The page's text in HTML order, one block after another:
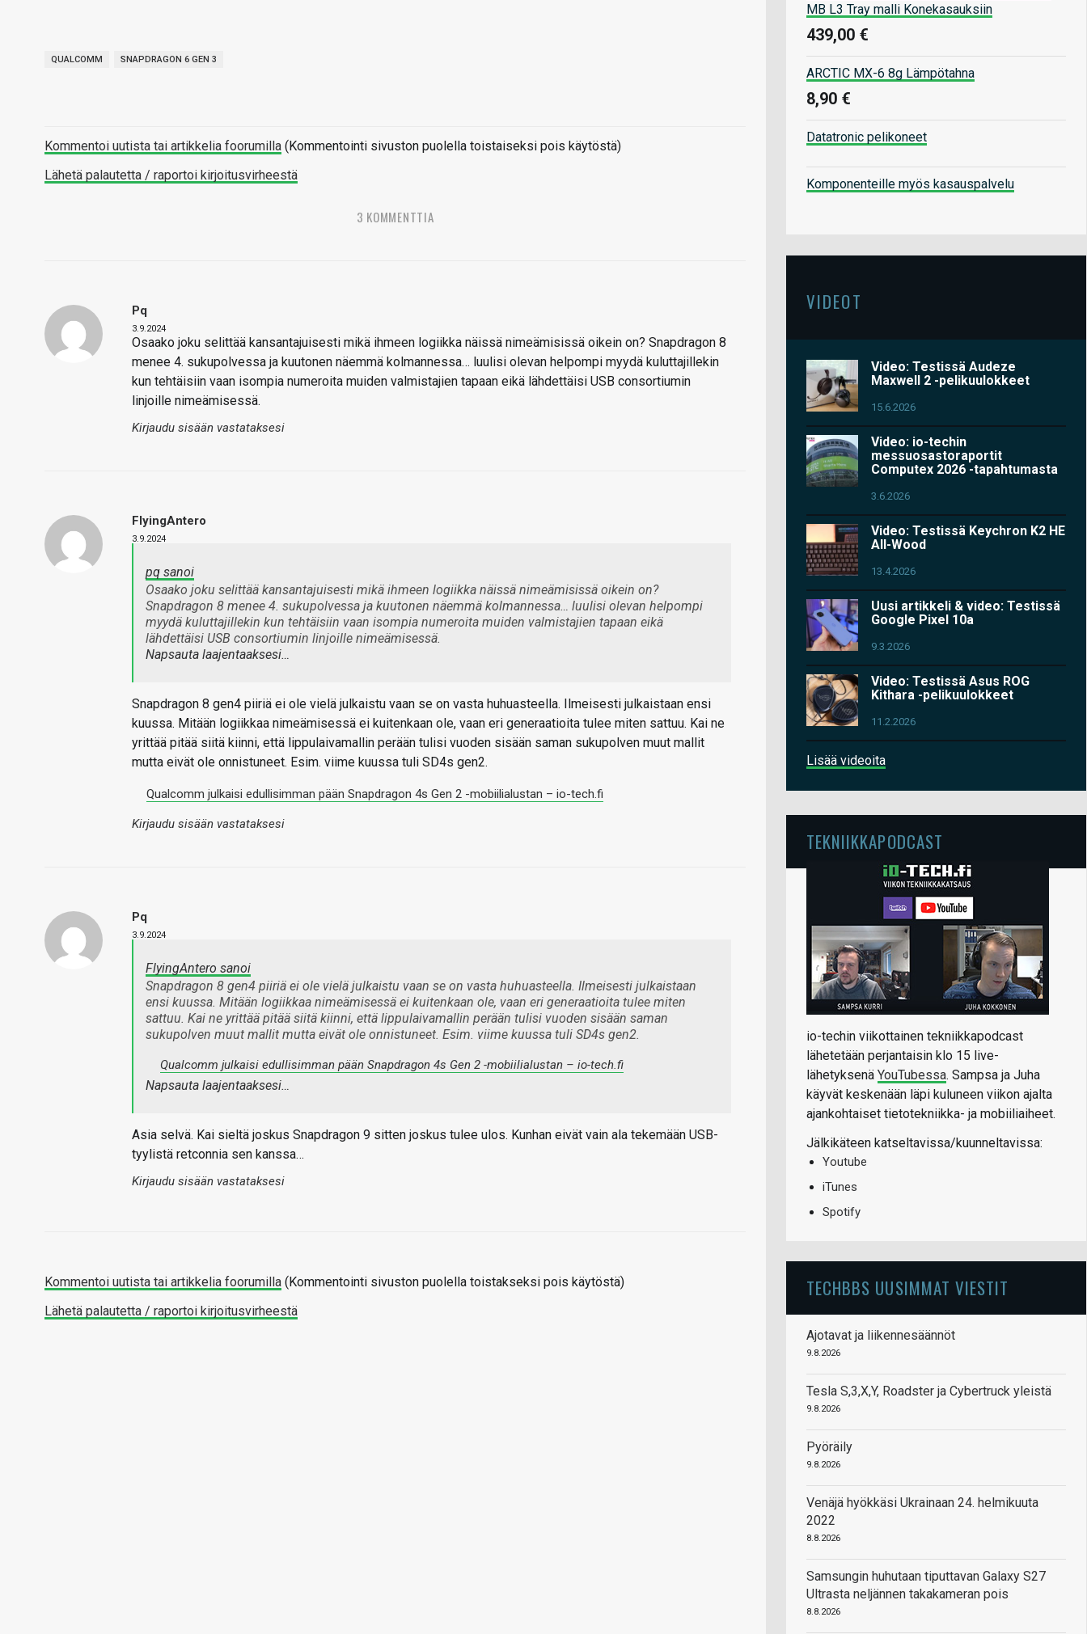
QUALCOMM SNAPDRAGON 6 GEN 3
Kommentoi uutista tai artikkelia foorumilla (Kommentointi sivuston puolella toistaiseksi pois käytöstä)
Lähetä palautetta / raportoi kirjoitusvirheestä
3 KOMMENTTIA
Pq
3.9.2024
Osaako joku selittää kansantajuisesti mikä ihmeen logiikka näissä nimeämisissä oikein on? Snapdragon 8
menee 4. sukupolvessa ja kuutonen näemmä kolmannessa… luulisi olevan helpompi myydä kuluttajillekin
kun tehtäisiin vaan isompia numeroita muiden valmistajien tapaan eikä lähdettäisi USB consortiumin
linjoille nimeämisessä.
Kirjaudu sisään vastataksesi
FlyingAntero
3.9.2024
pq sanoi
Osaako joku selittää kansantajuisesti mikä ihmeen logiikka näissä nimeämisissä oikein on?
Snapdragon 8 menee 4. sukupolvessa ja kuutonen näemmä kolmannessa… luulisi olevan helpompi
myydä kuluttajillekin kun tehtäisiin vaan isompia numeroita muiden valmistajien tapaan eikä
lähdettäisi USB consortiumin linjoille nimeämisessä.
Napsauta laajentaaksesi…
Snapdragon 8 gen4 piiriä ei ole vielä julkaistu vaan se on vasta huhuasteella. Ilmeisesti julkaistaan ensi
kuussa. Mitään logiikkaa nimeämisessä ei kuitenkaan ole, vaan eri generaatioita tulee miten sattuu. Kai ne
yrittää pitää siitä kiinni, että lippulaivamallin perään tulisi vuoden sisään saman sukupolven muut mallit
mutta eivät ole onnistuneet. Esim. viime kuussa tuli SD4s gen2.
Qualcomm julkaisi edullisimman pään Snapdragon 4s Gen 2 -mobiilialustan – io-tech.fi
Kirjaudu sisään vastataksesi
Pq
3.9.2024
FlyingAntero sanoi
Snapdragon 8 gen4 piiriä ei ole vielä julkaistu vaan se on vasta huhuasteella. Ilmeisesti julkaistaan
ensi kuussa. Mitään logiikkaa nimeämisessä ei kuitenkaan ole, vaan eri generaatioita tulee miten
sattuu. Kai ne yrittää pitää siitä kiinni, että lippulaivamallin perään tulisi vuoden sisään saman
sukupolven muut mallit mutta eivät ole onnistuneet. Esim. viime kuussa tuli SD4s gen2.
Qualcomm julkaisi edullisimman pään Snapdragon 4s Gen 2 -mobiilialustan – io-tech.fi
Napsauta laajentaaksesi…
Asia selvä. Kai sieltä joskus Snapdragon 9 sitten joskus tulee ulos. Kunhan eivät vain ala tekemään USB-
tyylistä retconnia sen kanssa…
Kirjaudu sisään vastataksesi
Kommentoi uutista tai artikkelia foorumilla (Kommentointi sivuston puolella toistakseksi pois käytöstä)
Lähetä palautetta / raportoi kirjoitusvirheestä
MB L3 Tray malli Konekasauksiin
439,00 €
ARCTIC MX-6 8g Lämpötahna
8,90 €
Datatronic pelikoneet
Komponenteille myös kasauspalvelu
VIDEOT
Video: Testissä Audeze
Maxwell 2 -pelikuulokkeet
15.6.2026
Video: io-techin
messuosastoraportit
Computex 2026 -tapahtumasta
3.6.2026
Video: Testissä Keychron K2 HE
All-Wood
13.4.2026
Uusi artikkeli & video: Testissä
Google Pixel 10a
9.3.2026
Video: Testissä Asus ROG
Kithara -pelikuulokkeet
11.2.2026
Lisää videoita
TEKNIIKKAPODCAST
io-techin viikottainen tekniikkapodcast
lähetetään perjantaisin klo 15 live-
lähetyksenä YouTubessa. Sampsa ja Juha
käyvät keskenään läpi kuluneen viikon ajalta
ajankohtaiset tietotekniikka- ja mobiiliaiheet.
Jälkikäteen katseltavissa/kuunneltavissa:
Youtube
iTunes
Spotify
TECHBBS UUSIMMAT VIESTIT
Ajotavat ja liikennesäännöt
9.8.2026
Tesla S,3,X,Y, Roadster ja Cybertruck yleistä
9.8.2026
Pyöräily
9.8.2026
Venäjä hyökkäsi Ukrainaan 24. helmikuuta
2022
8.8.2026
Samsungin huhutaan tiputtavan Galaxy S27
Ultrasta neljännen takakameran pois
8.8.2026